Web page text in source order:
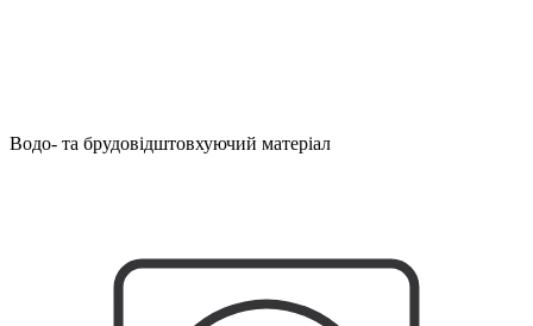
Водо- та брудовідштовхуючий матеріал